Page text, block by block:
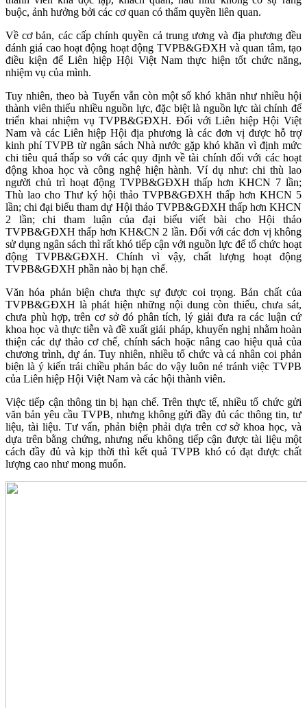
buộc, ảnh hưởng bởi các cơ quan có thẩm quyền liên quan.
Về cơ bản, các cấp chính quyền cả trung ương và địa phương đều
đánh giá cao hoạt động hoạt động TVPB&GĐXH và quan tâm, tạo
điều kiện để Liên hiệp Hội Việt Nam thực hiện tốt chức năng,
nhiệm vụ của mình.
Tuy nhiên, theo bà Tuyến vẫn còn một số khó khăn như nhiều hội
thành viên thiếu nhiều nguồn lực, đặc biệt là nguồn lực tài chính để
triển khai nhiệm vụ TVPB&GĐXH. Đối với Liên hiệp Hội Việt
Nam và các Liên hiệp Hội địa phương là các đơn vị được hỗ trợ
kinh phí TVPB từ ngân sách Nhà nước gặp khó khăn vì định mức
chi tiêu quá thấp so với các quy định về tài chính đối với các hoạt
động khoa học và công nghệ hiện hành. Ví dụ như: chi thù lao
người chủ trì hoạt động TVPB&GĐXH thấp hơn KHCN 7 lần;
Thù lao cho Thư ký hội thảo TVPB&GĐXH thấp hơn KHCN 5
lần; chi đại biểu tham dự Hội thảo TVPB&GĐXH thấp hơn KHCN
2 lần; chi tham luận của đại biểu viết bài cho Hội thảo
TVPB&GĐXH thấp hơn KH&CN 2 lần. Đối với các đơn vị không
sử dụng ngân sách thì rất khó tiếp cận với nguồn lực để tổ chức hoạt
động TVPB&GĐXH. Chính vì vậy, chất lượng hoạt động
TVPB&GĐXH phần nào bị hạn chế.
Văn hóa phản biện chưa thực sự được coi trọng. Bản chất của
TVPB&GĐXH là phát hiện những nội dung còn thiếu, chưa sát,
chưa phù hợp, trên cơ sở đó phân tích, lý giải đưa ra các luận cứ
khoa học và thực tiễn và đề xuất giải pháp, khuyến nghị nhằm hoàn
thiện các dự thảo cơ chế, chính sách hoặc nâng cao hiệu quả của
chương trình, dự án. Tuy nhiên, nhiều tổ chức và cá nhân coi phản
biện là ý kiến trái chiều phản bác do vậy luôn né tránh việc TVPB
của Liên hiệp Hội Việt Nam và các hội thành viên.
Việc tiếp cận thông tin bị hạn chế. Trên thực tế, nhiều tổ chức gửi
văn bản yêu cầu TVPB, nhưng không gửi đầy đủ các thông tin, tư
liệu, tài liệu. Tư vấn, phản biện phải dựa trên cơ sở khoa học, và
dựa trên bằng chứng, nhưng nếu không tiếp cận được tài liệu một
cách đầy đủ và kịp thời thì kết quả TVPB khó có đạt được chất
lượng cao như mong muốn.